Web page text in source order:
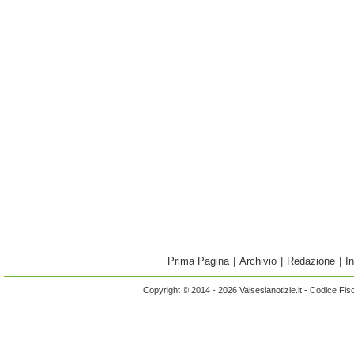
Prima Pagina Archivio Redazione
Copyright © 2014 - 2026 Valsesianotizie.it - Codice